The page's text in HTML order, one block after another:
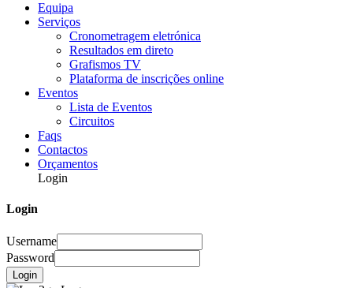
Equipa
Serviços
Cronometragem eletrónica
Resultados em direto
Grafismos TV
Plataforma de inscrições online
Eventos
Lista de Eventos
Circuitos
Faqs
Contactos
Orçamentos
Login
Login
Username
Password
Login